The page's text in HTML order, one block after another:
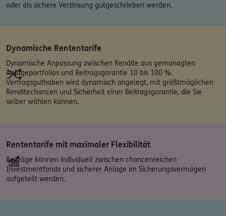
oder als sichere Verzinsung gutgeschrieben werden.
Dynamische Rententarife
Dynamische Anpassung zwischen Rendite aus gemanagten
Anlageportfolios und Beitragsgarantie 10 bis 100 %.
Vertragsguthaben wird dynamisch angelegt, mit größtmöglichen
Renditechancen und Sicherheit einer Beitragsgarantie, die Sie
selber wählen können.
Rententarife mit maximaler Flexibilität
Beiträge können individuell zwischen chancenreichen
Investmentfonds und sicherer Anlage im Sicherungsvermögen
aufgeteilt werden.